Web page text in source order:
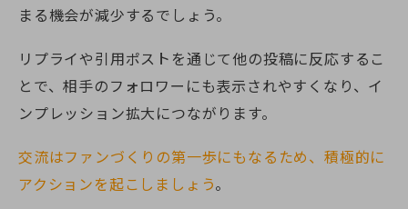
まる機会が減少するでしょう。
リプライや引用ポストを通じて他の投稿に反応するこ
とで、相手のフォロワーにも表示されやすくなり、イ
ンプレッション拡大につながります。
交流はファンづくりの第一歩にもなるため、積極的に
アクションを起こしましょう。